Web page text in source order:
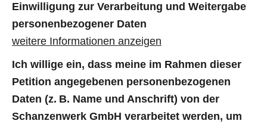
Einwilligung zur Verarbeitung und Weitergabe
personenbezogener Daten
weitere Informationen anzeigen
Ich willige ein, dass meine im Rahmen dieser
Petition angegebenen personenbezogenen
Daten (z. B. Name und Anschrift) von der
Schanzenwerk GmbH verarbeitet werden, um